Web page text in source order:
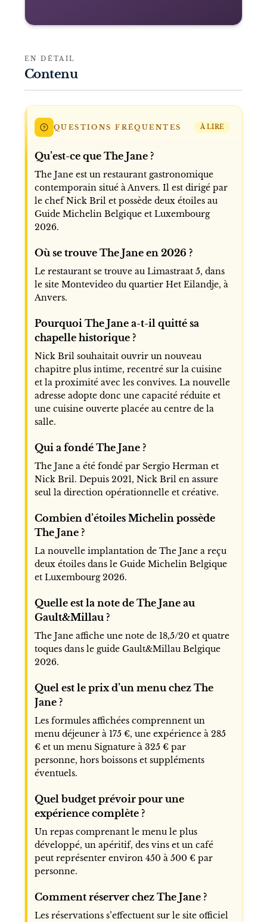
EN DÉTAIL
Contenu
QUESTIONS FRÉQUENTES À LIRE
Qu’est-ce que The Jane ?
The Jane est un restaurant gastronomique
contemporain situé à Anvers. Il est dirigé par
le chef Nick Bril et possède deux étoiles au
Guide Michelin Belgique et Luxembourg
2026.
Où se trouve The Jane en 2026 ?
Le restaurant se trouve au Limastraat 5, dans
le site Montevideo du quartier Het Eilandje, à
Anvers.
Pourquoi The Jane a-t-il quitté sa
chapelle historique ?
Nick Bril souhaitait ouvrir un nouveau
chapitre plus intime, recentré sur la cuisine
et la proximité avec les convives. La nouvelle
adresse adopte donc une capacité réduite et
une cuisine ouverte placée au centre de la
salle.
Qui a fondé The Jane ?
The Jane a été fondé par Sergio Herman et
Nick Bril. Depuis 2021, Nick Bril en assure
seul la direction opérationnelle et créative.
Combien d’étoiles Michelin possède
The Jane ?
La nouvelle implantation de The Jane a reçu
deux étoiles dans le Guide Michelin Belgique
et Luxembourg 2026.
Quelle est la note de The Jane au
Gault&Millau ?
The Jane affiche une note de 18,5/20 et quatre
toques dans le guide Gault&Millau Belgique
2026.
Quel est le prix d’un menu chez The
Jane ?
Les formules affichées comprennent un
menu déjeuner à 175 €, une expérience à 285
€ et un menu Signature à 325 € par
personne, hors boissons et suppléments
éventuels.
Quel budget prévoir pour une
expérience complète ?
Un repas comprenant le menu le plus
développé, un apéritif, des vins et un café
peut représenter environ 450 à 500 € par
personne.
Comment réserver chez The Jane ?
Les réservations s’effectuent sur le site officiel